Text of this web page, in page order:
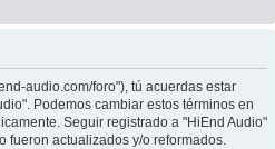
audio.com/foro"), tú acuerdas estar
Podemos cambiar estos términos en
Seguir registrado a "HiEnd Audio"
actualizados y/o reformados.